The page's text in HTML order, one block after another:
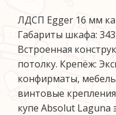
ЛДСП Egger 16 мм
Габариты шкафа:
Встроенная
потолку. Крепёж:
конфирматы,
винтовые
купе Absolut Laguna